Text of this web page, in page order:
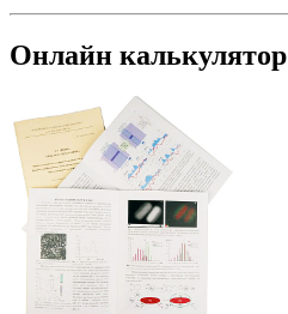
Онлайн калькулятор